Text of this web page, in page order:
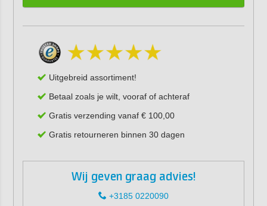
Uitgebreid assortiment!
Betaal zoals je wilt, vooraf of achteraf
Gratis verzending vanaf € 100,00
Gratis retourneren binnen 30 dagen
Wij geven graag advies!
+3185 0220090